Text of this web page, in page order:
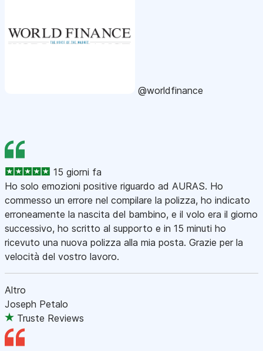
@worldfinance
15 giorni fa
Ho solo emozioni positive riguardo ad AURAS. Ho
commesso un errore nel compilare la polizza, ho indicato
erroneamente la nascita del bambino, e il volo era il giorno
successivo, ho scritto al supporto e in 15 minuti ho
ricevuto una nuova polizza alla mia posta. Grazie per la
velocità del vostro lavoro.
Altro
Joseph Petalo
Truste Reviews